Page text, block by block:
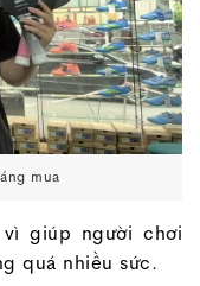
mua
giúp người chơi
quá nhiều sức.